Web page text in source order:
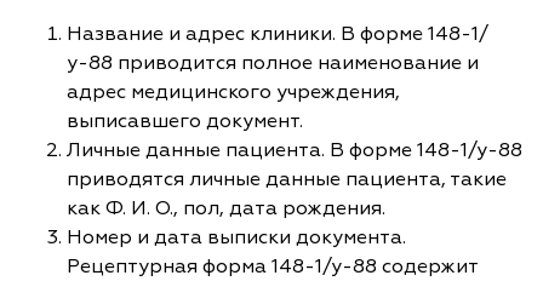
Название и адрес клиники. В форме 148-1/
у-88 приводится полное наименование и
адрес медицинского учреждения,
выписавшего документ.
Личные данные пациента. В форме 148-1/у-88
приводятся личные данные пациента, такие
как Ф. И. О., пол, дата рождения.
Номер и дата выписки документа.
Рецептурная форма 148-1/у-88 содержит